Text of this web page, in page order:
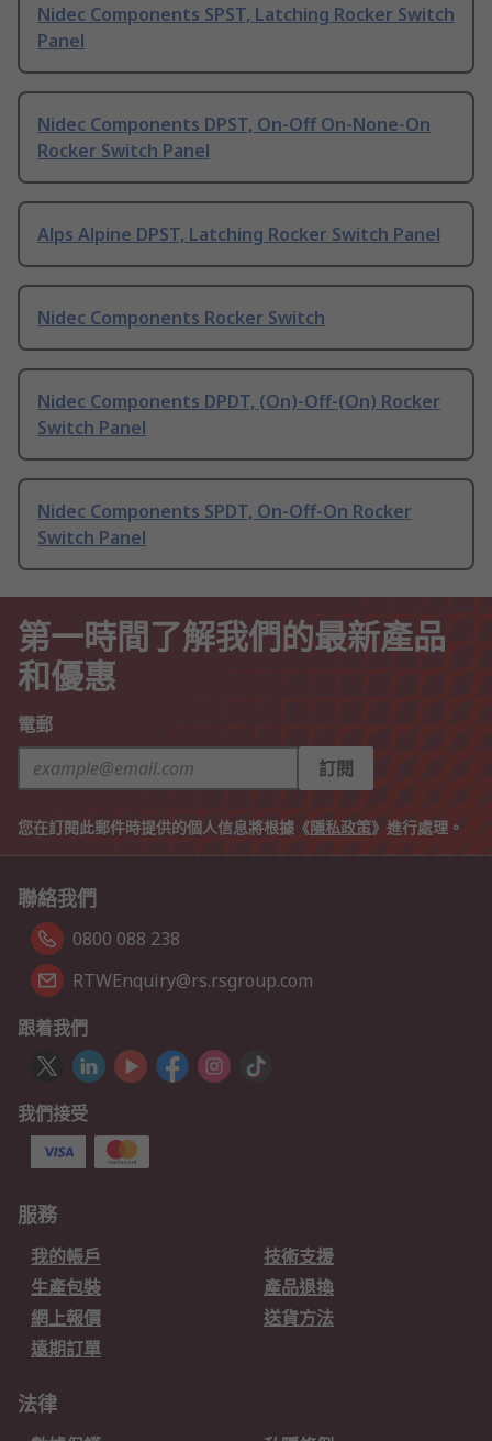
Nidec Components SPST, Latching Rocker Switch
Panel
Nidec Components DPST, On-Off On-None-On
Rocker Switch Panel
Alps Alpine DPST, Latching Rocker Switch Panel
Nidec Components Rocker Switch
Nidec Components DPDT, (On)-Off-(On) Rocker
Switch Panel
Nidec Components SPDT, On-Off-On Rocker
Switch Panel
第一時間了解我們的最新產品
和優惠
電郵
訂閱
您在訂閱此郵件時提供的個人信息將根據《隱私政策》進行處理。
聯絡我們
0800 088 238
RTWEnquiry@rs.rsgroup.com
跟着我們
我們接受
服務
我的帳戶
技術支援
生產包裝
產品退換
網上報價
送貨方法
遠期訂單
法律